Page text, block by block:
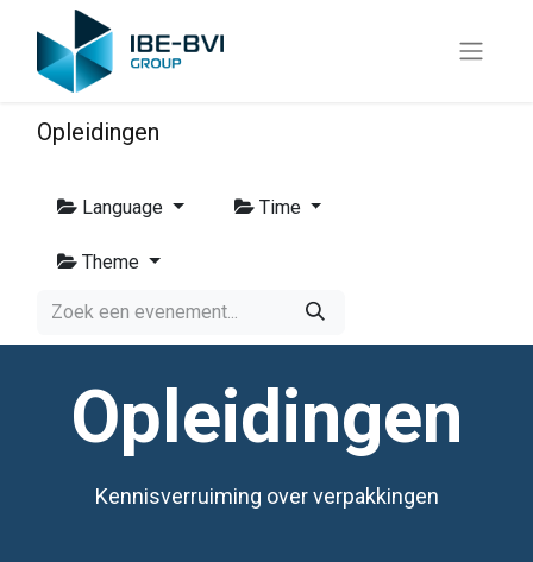
Opleidingen
Language Time
Theme
Opleidingen
Kennisverruiming over verpakkingen